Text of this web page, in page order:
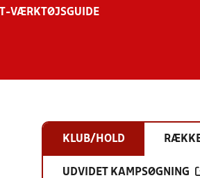
IT-VÆRKTØJSGUIDE
KLUB/HOLD
UDVIDET KAMPSØGNING